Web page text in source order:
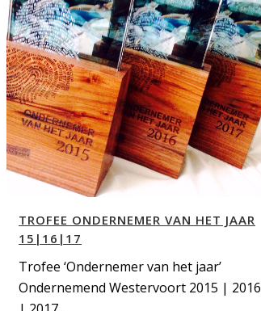
TROFEE ONDERNEMER VAN HET JAAR
15|16|17
Trofee ‘Ondernemer van het jaar’
Ondernemend Westervoort 2015 | 2016